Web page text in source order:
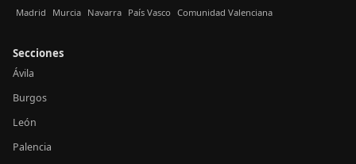
Madrid Murcia Navarra País Vasco Comunidad Valenciana
Secciones
Ávila
Burgos
León
Palencia